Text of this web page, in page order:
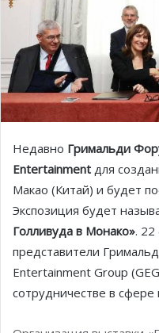
Недавно Гримальди
Entertainment для
Макао (Китай) и будет
Экспозиция будет
Голливуда в Монако».
представители
Entertainment Group
сотрудничестве в сфере